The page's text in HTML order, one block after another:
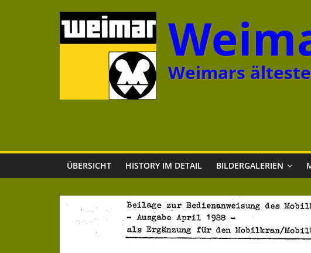
Weimars
ÜBERSICHT HISTORY IM DETAIL BILDERGALERIEN